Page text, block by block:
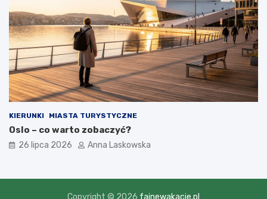
KIERUNKI MIASTA TURYSTYCZNE
Oslo – co warto zobaczyć?
26 lipca 2026 Anna Laskowska
Copyright © 2026 fajnewakacje.pl